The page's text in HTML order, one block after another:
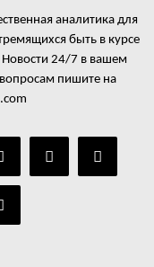
аналитика для
быть в курсе
24/7 в вашем
пишите на